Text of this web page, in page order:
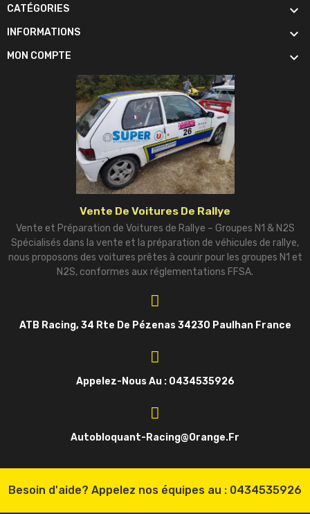
CATÉGORIES 
INFORMATIONS 
MON COMPTE 
Vente De Voitures De Rallye
Vente et Préparation de Voitures de Rallye – Groupes N1 & N2S
Spécialisés dans la vente et la préparation de véhicules de rallye,
nous proposons des voitures prêtes à courir pour les groupes N1 et
N2S, conformes aux réglementations FFSA.
ATB Racing, 34 Rte De Pézenas 34230 Paulhan France
Appelez-Nous Au : 0434535926
Autobloquant-Racing@orange.fr
Besoin d'aide? Appelez nos équipes au : 0434535926